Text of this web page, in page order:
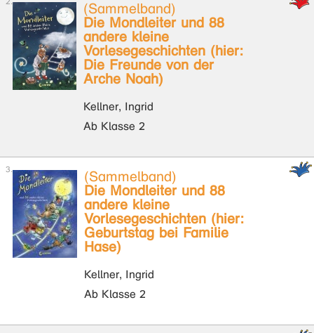
(Sammelband)
Die Mondleiter und 88
andere kleine
Vorlesegeschichten (hier:
Die Freunde von der
Arche Noah)
Kellner, Ingrid
Ab Klasse 2
(Sammelband)
Die Mondleiter und 88
andere kleine
Vorlesegeschichten (hier:
Geburtstag bei Familie
Hase)
Kellner, Ingrid
Ab Klasse 2